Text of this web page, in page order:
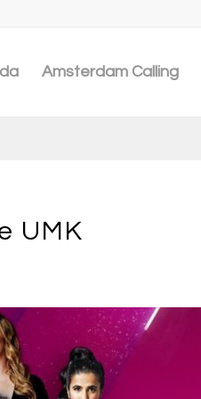
Amsterdam Calling
UMK